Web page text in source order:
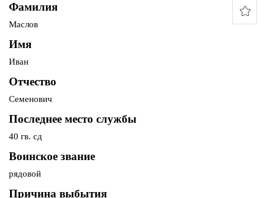
Фамилия
Маслов
Имя
Иван
Отчество
Семенович
Последнее место службы
40 гв. сд
Воинское звание
рядовой
Причина выбытия